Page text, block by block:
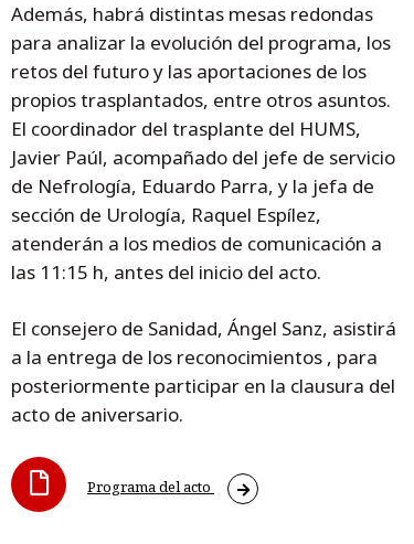
Además, habrá distintas mesas redondas
para analizar la evolución del programa, los
retos del futuro y las aportaciones de los
propios trasplantados, entre otros asuntos.
El coordinador del trasplante del HUMS,
Javier Paúl, acompañado del jefe de servicio
de Nefrología, Eduardo Parra, y la jefa de
sección de Urología, Raquel Espílez,
atenderán a los medios de comunicación a
las 11:15 h, antes del inicio del acto.
El consejero de Sanidad, Ángel Sanz, asistirá
a la entrega de los reconocimientos , para
posteriormente participar en la clausura del
acto de aniversario.
Programa del acto